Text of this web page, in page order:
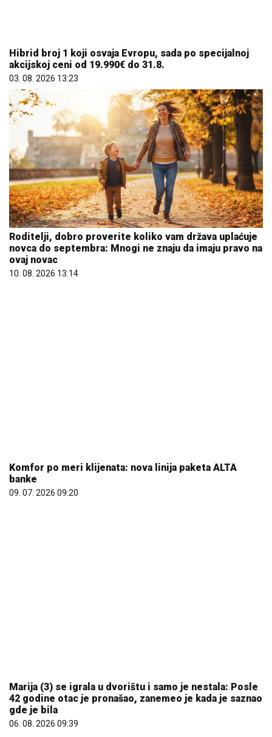
03. 08. 2026 13:23
Roditelji, dobro proverite koliko vam država uplaćuje
novca do septembra: Mnogi ne znaju da imaju pravo na
ovaj novac
10. 08. 2026 13:14